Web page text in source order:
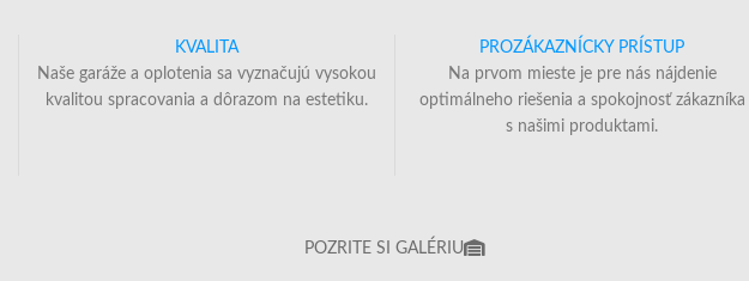
KVALITA
Naše garáže a oplotenia sa vyznačujú vysokou
kvalitou spracovania a dôrazom na estetiku.
PROZÁKAZNÍCKY PRÍSTUP
Na prvom mieste je pre nás nájdenie
optimálneho riešenia a spokojnosť zákazníka
s našimi produktami.
POZRITE SI GALÉRIU